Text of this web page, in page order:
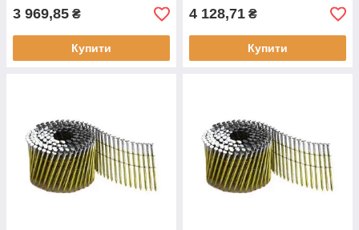
3 969,85 ₴
Купити
4 128,71 ₴
Купити